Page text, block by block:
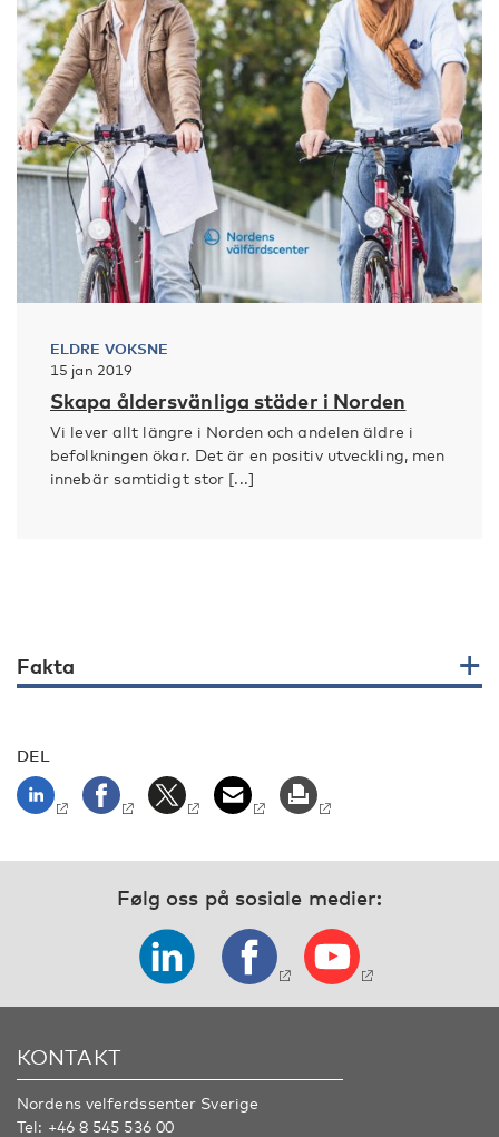
ELDRE VOKSNE
15 jan 2019
Skapa åldersvänliga städer i Norden
Vi lever allt längre i Norden och andelen äldre i
befolkningen ökar. Det är en positiv utveckling, men
innebär samtidigt stor [...]
Fakta
DEL
Følg oss på sosiale medier:
KONTAKT
Nordens velferdssenter Sverige
Tel: +46 8 545 536 00